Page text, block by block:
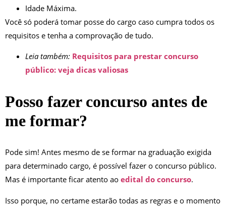
Idade Máxima.
Você só poderá tomar posse do cargo caso cumpra todos os
requisitos e tenha a comprovação de tudo.
Leia também: Requisitos para prestar concurso
público: veja dicas valiosas
Posso fazer concurso antes de
me formar?
Pode sim! Antes mesmo de se formar na graduação exigida
para determinado cargo, é possível fazer o concurso público.
Mas é importante ficar atento ao edital do concurso.
Isso porque, no certame estarão todas as regras e o momento